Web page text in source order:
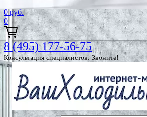
0 руб.
0
8 (495) 177-56-75
Консультация специалистов. Звоните!